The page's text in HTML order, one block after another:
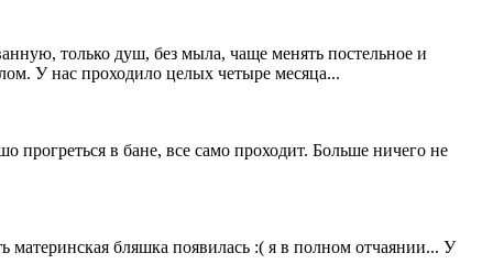
только душ, без мыла, чаще менять постельное и
У нас проходило целых четыре месяца...
прогреться в бане, все само проходит. Больше ничего не
материнская бляшка появилась :( я в полном отчаянии... У